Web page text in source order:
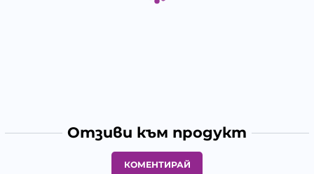
Отзиви към продукт
КОМЕНТИРАЙ